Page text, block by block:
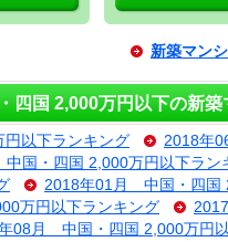
新築マン
四国 2,000万円以下の新築
以下ランキング
2018年
国・四国 2,000万円以下ラン
2018年01月 中国・四国
万円以下ランキング
08月 中国・四国 2,000万円